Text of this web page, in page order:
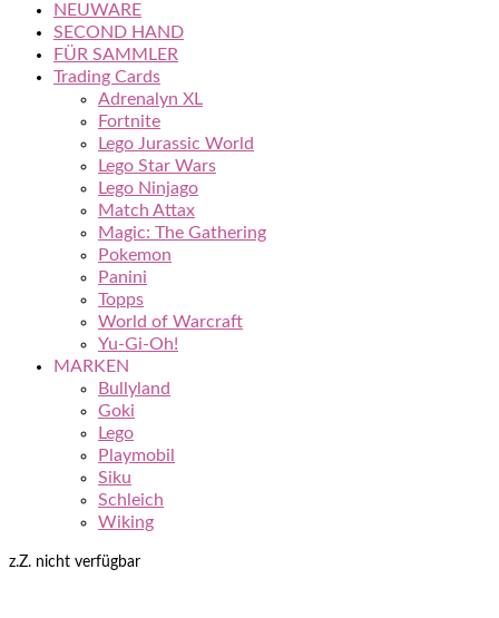
NEUWARE
SECOND HAND
FÜR SAMMLER
Trading Cards
Adrenalyn XL
Fortnite
Lego Jurassic World
Lego Star Wars
Lego Ninjago
Match Attax
Magic: The Gathering
Pokemon
Panini
Topps
World of Warcraft
Yu-Gi-Oh!
MARKEN
Bullyland
Goki
Lego
Playmobil
Siku
Schleich
Wiking
z.Z. nicht verfügbar